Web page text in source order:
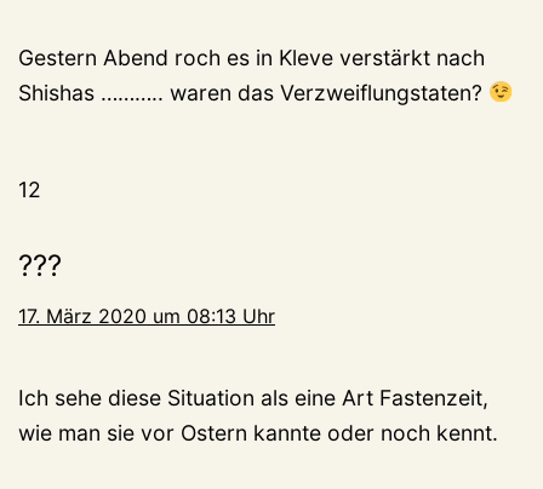
Gestern Abend roch es in Kleve verstärkt nach
Shishas ……….. waren das Verzweiflungstaten?
12
???
17. März 2020 um 08:13 Uhr
Ich sehe diese Situation als eine Art Fastenzeit,
wie man sie vor Ostern kannte oder noch kennt.